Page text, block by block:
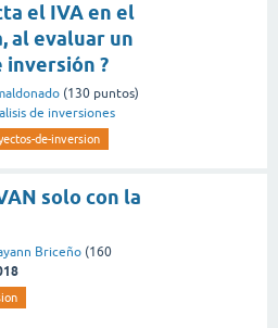
el IVA en el
al evaluar un
inversión ?
(130 puntos)
de inversiones
de-inversion
solo con la
Briceño (160